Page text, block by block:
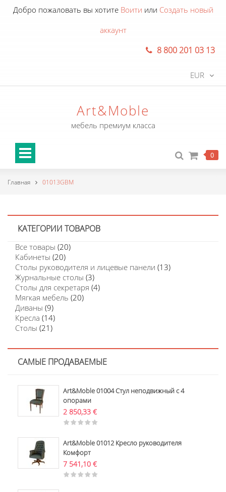
Добро пожаловать вы хотите Воити или Создать новый
аккаунт
8 800 201 03 13
EUR
Art&Moble
мебель премиум класса
0
Главная 01013GBM
КАТЕГОРИИ ТОВАРОВ
Все товары (20)
Кабинеты (20)
Столы руководителя и лицевые панели (13)
Журнальные столы (3)
Столы для секретаря (4)
Мягкая мебель (20)
Диваны (9)
Кресла (14)
Столы (21)
САМЫЕ ПРОДАВАЕМЫЕ
Art&Moble 01004 Стул неподвижный с 4
опорами
2 850,33 €
Art&Moble 01012 Кресло руководителя
Комфорт
7 541,10 €